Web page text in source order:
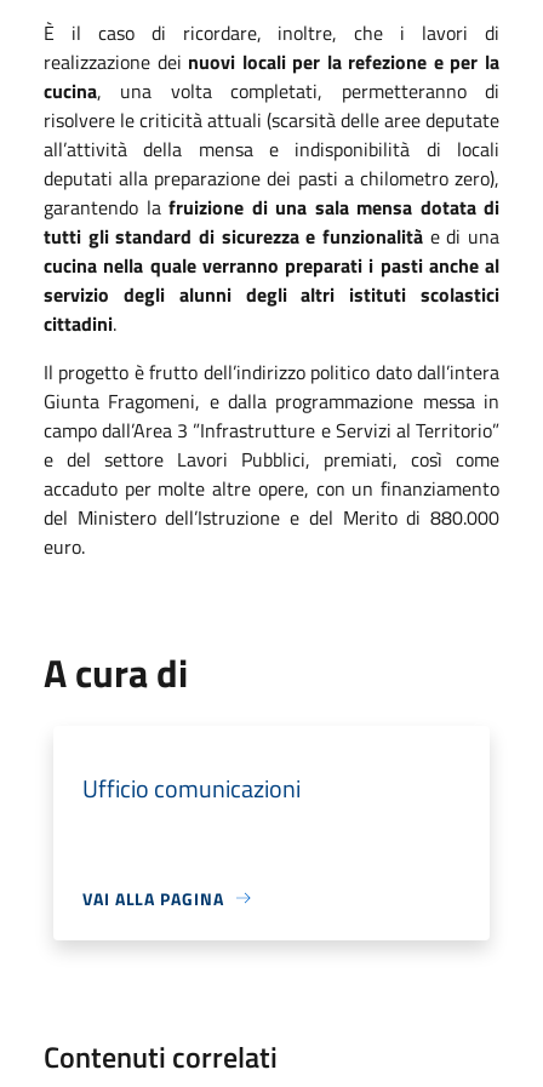
È il caso di ricordare, inoltre, che i lavori di
realizzazione dei nuovi locali per la refezione e per la
cucina, una volta completati, permetteranno di
risolvere le criticità attuali (scarsità delle aree deputate
all’attività della mensa e indisponibilità di locali
deputati alla preparazione dei pasti a chilometro zero),
garantendo la fruizione di una sala mensa dotata di
tutti gli standard di sicurezza e funzionalità e di una
cucina nella quale verranno preparati i pasti anche al
servizio degli alunni degli altri istituti scolastici
cittadini.
Il progetto è frutto dell’indirizzo politico dato dall’intera
Giunta Fragomeni, e dalla programmazione messa in
campo dall’Area 3 ”Infrastrutture e Servizi al Territorio”
e del settore Lavori Pubblici, premiati, così come
accaduto per molte altre opere, con un finanziamento
del Ministero dell’Istruzione e del Merito di 880.000
euro.
A cura di
Ufficio comunicazioni
VAI ALLA PAGINA
Contenuti correlati